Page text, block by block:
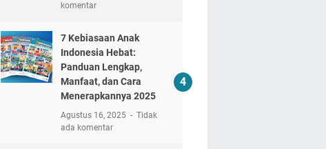
komentar
7 Kebiasaan Anak
Indonesia Hebat:
Panduan Lengkap,
Manfaat, dan Cara
Menerapkannya 2025
Agustus 16, 2025
Tidak
ada komentar